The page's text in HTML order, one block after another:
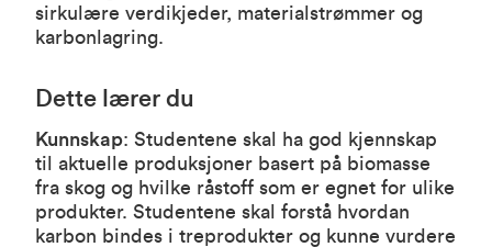
sirkulære verdikjeder, materialstrømmer og
karbonlagring.
Dette lærer du
Kunnskap: Studentene skal ha god kjennskap
til aktuelle produksjoner basert på biomasse
fra skog og hvilke råstoff som er egnet for ulike
produkter. Studentene skal forstå hvordan
karbon bindes i treprodukter og kunne vurdere